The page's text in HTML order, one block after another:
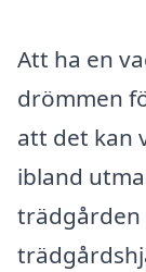
Att ha en
drömmen
att det kan
ibland
trädgården